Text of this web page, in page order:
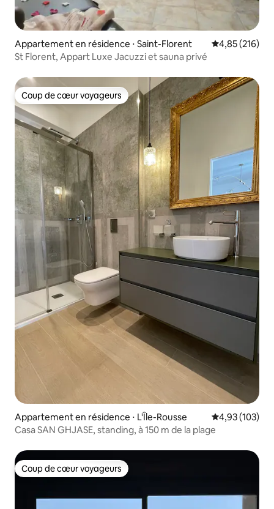
Appartement en résidence ⋅ Saint-Florent Évaluation
4,85 (216)
St Florent, Appart Luxe Jacuzzi et sauna privé
Coup de cœur voyageurs
Coup de cœur voyageurs
Appartement en résidence ⋅ L'Île-Rousse Évaluation
4,93 (103)
Casa SAN GHJASE, standing, à 150 m de la plage
Coup de cœur voyageurs
Coup de cœur voyageurs